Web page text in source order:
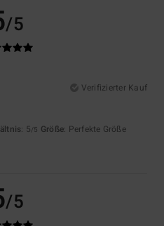
/5
Verifizierter Kauf
: 5/5 Größe: Perfekte Größe
/5